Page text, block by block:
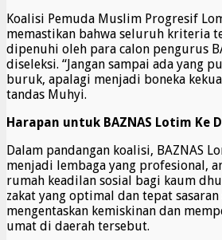
Koalisi Pemuda Muslim Progresif
memastikan bahwa seluruh kriteria
dipenuhi oleh para calon pengurus
diseleksi. “Jangan sampai ada yang
buruk, apalagi menjadi boneka
tandas Muhyi.
Harapan untuk BAZNAS Lotim Ke
Dalam pandangan koalisi, BAZNAS
menjadi lembaga yang profesional,
rumah keadilan sosial bagi kaum
zakat yang optimal dan tepat
mengentaskan kemiskinan dan
umat di daerah tersebut.